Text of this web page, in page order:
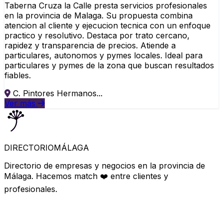
Taberna Cruza la Calle presta servicios profesionales
en la provincia de Malaga. Su propuesta combina
atencion al cliente y ejecucion tecnica con un enfoque
practico y resolutivo. Destaca por trato cercano,
rapidez y transparencia de precios. Atiende a
particulares, autonomos y pymes locales. Ideal para
particulares y pymes de la zona que buscan resultados
fiables.
C. Pintores Hermanos...
Ver más
DIRECTORIOMÁLAGA
Directorio de empresas y negocios en la provincia de
Málaga. Hacemos match ❤️ entre clientes y
profesionales.